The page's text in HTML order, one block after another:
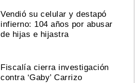
Vendió su celular y destapó
infierno: 104 años por abusar
de hijas e hijastra
Fiscalía cierra investigación
contra ‘Gaby’ Carrizo